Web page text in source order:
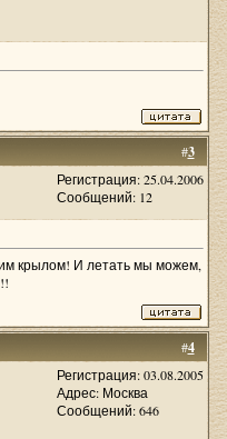
#3
Регистрация: 25.04.2006
Сообщений: 12
крылом! И летать мы можем,
#4
Регистрация: 03.08.2005
Адрес: Москва
Сообщений: 646